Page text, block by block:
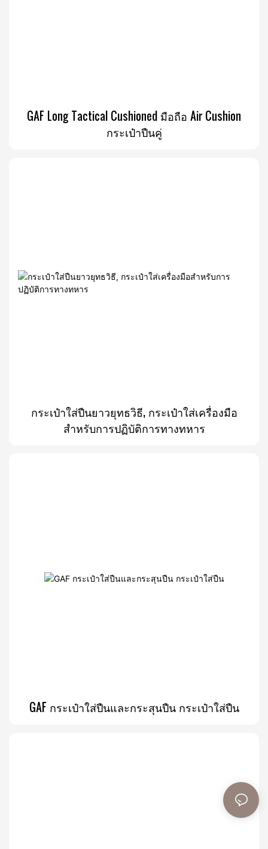
GAF Long Tactical Cushioned มือถือ Air Cushion
กระเป๋าปืนคู่
กระเป๋าใส่ปืนยาวยุทธวิธี, กระเป๋าใส่เครื่องมือ
สำหรับการปฏิบัติการทางทหาร
GAF กระเป๋าใส่ปืนและกระสุนปืน กระเป๋าใส่ปืน